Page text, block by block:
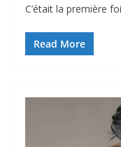
C’était la première
Read More